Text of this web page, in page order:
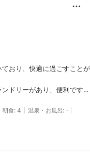
おり、快適に過ごすことが
ドリーがあり、便利です。
朝食: 4 | 温泉・お風呂: - |